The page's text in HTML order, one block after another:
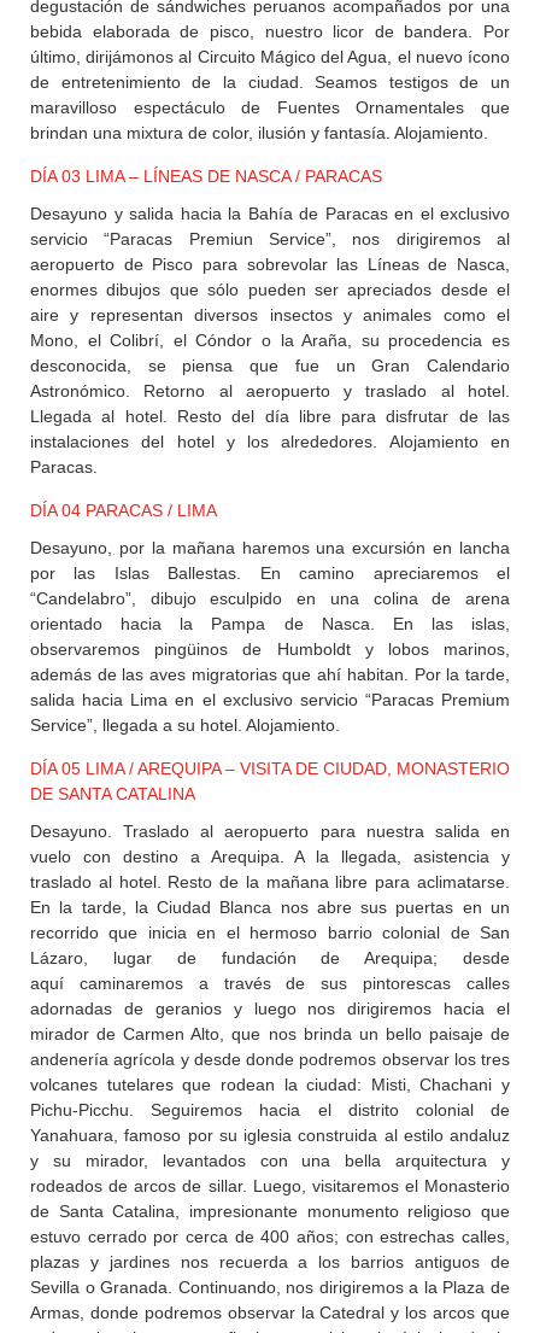
degustación de sándwiches peruanos acompañados por una
bebida elaborada de pisco, nuestro licor de bandera. Por
último, dirijámonos al Circuito Mágico del Agua, el nuevo ícono
de entretenimiento de la ciudad. Seamos testigos de un
maravilloso espectáculo de Fuentes Ornamentales que
brindan una mixtura de color, ilusión y fantasía. Alojamiento.
DÍA 03 LIMA – LÍNEAS DE NASCA / PARACAS
Desayuno y salida hacia la Bahía de Paracas en el exclusivo
servicio “Paracas Premiun Service”, nos dirigiremos al
aeropuerto de Pisco para sobrevolar las Líneas de Nasca,
enormes dibujos que sólo pueden ser apreciados desde el
aire y representan diversos insectos y animales como el
Mono, el Colibrí, el Cóndor o la Araña, su procedencia es
desconocida, se piensa que fue un Gran Calendario
Astronómico. Retorno al aeropuerto y traslado al hotel.
Llegada al hotel. Resto del día libre para disfrutar de las
instalaciones del hotel y los alrededores. Alojamiento en
Paracas.
DÍA 04 PARACAS / LIMA
Desayuno, por la mañana haremos una excursión en lancha
por las Islas Ballestas. En camino apreciaremos el
“Candelabro”, dibujo esculpido en una colina de arena
orientado hacia la Pampa de Nasca. En las islas,
observaremos pingüinos de Humboldt y lobos marinos,
además de las aves migratorias que ahí habitan. Por la tarde,
salida hacia Lima en el exclusivo servicio “Paracas Premium
Service”, llegada a su hotel. Alojamiento.
DÍA 05 LIMA / AREQUIPA – VISITA DE CIUDAD, MONASTERIO
DE SANTA CATALINA
Desayuno. Traslado al aeropuerto para nuestra salida en
vuelo con destino a Arequipa. A la llegada, asistencia y
traslado al hotel. Resto de la mañana libre para aclimatarse.
En la tarde, la Ciudad Blanca nos abre sus puertas en un
recorrido que inicia en el hermoso barrio colonial de San
Lázaro, lugar de fundación de Arequipa; desde
aquí caminaremos a través de sus pintorescas calles
adornadas de geranios y luego nos dirigiremos hacia el
mirador de Carmen Alto, que nos brinda un bello paisaje de
andenería agrícola y desde donde podremos observar los tres
volcanes tutelares que rodean la ciudad: Misti, Chachani y
Pichu-Picchu. Seguiremos hacia el distrito colonial de
Yanahuara, famoso por su iglesia construida al estilo andaluz
y su mirador, levantados con una bella arquitectura y
rodeados de arcos de sillar. Luego, visitaremos el Monasterio
de Santa Catalina, impresionante monumento religioso que
estuvo cerrado por cerca de 400 años; con estrechas calles,
plazas y jardines nos recuerda a los barrios antiguos de
Sevilla o Granada. Continuando, nos dirigiremos a la Plaza de
Armas, donde podremos observar la Catedral y los arcos que